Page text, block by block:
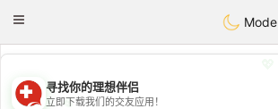
Suissi
Toggle
Mode
💖
寻找你的理想伴侣
立即下载我们的交友应用！